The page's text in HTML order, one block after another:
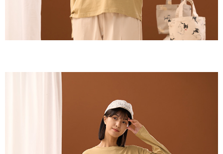
１．透過由恩沛科技股份有限公司提供之「AFTEE先享後付」服務完成之交
易，需依本服務之必要範圍內提供個人資料，並將交易相關給付款項請求債
權轉讓予恩沛科技股份有限公司。
２．關於個人資料處理事宜，請瀏覽以下網址：
https://aftee.tw/terms/#terms3
４．使用「AFTEE先享後付」時，將依據個別帳號之用戶狀況，依本公司即
５．嚴禁一人註冊多個帳號或使用他人資訊註冊。若發現惡意使用之情形，
恩沛科技股份有限公司將有權停止該用戶之使用額度並採取法律行動。
每筆NT$100，滿NT$2,000(含以上)免運費
黑貓宅急便(包裹尺寸90cm以下)
每筆NT$140，滿NT$2,000(含以上)免運費